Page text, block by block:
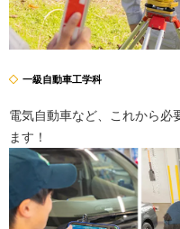
一級自動車工学科
電気自動車など、これから必
ます！